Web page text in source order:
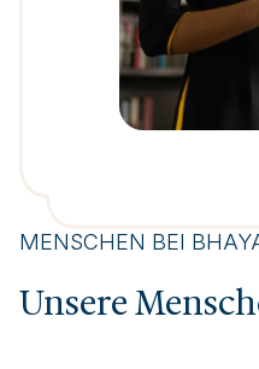
MENSCHEN BEI
Unsere